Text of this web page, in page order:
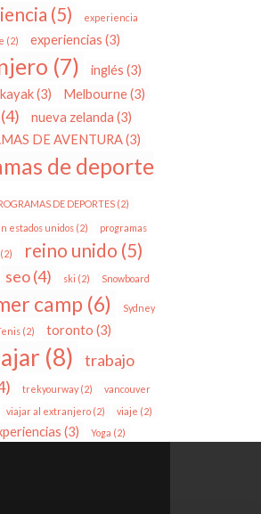
(5)
experiencia
(2) experiencias (3)
(7) inglés (3)
kayak(3) Melbourne(3)
(4) nueva zelanda (3)
DE AVENTURA(3)
de deporte
DE DEPORTES (2)
estados unidos(2) programas
reino unido (5)
seo(4) ski (2) Snowboard
camp (6)
Sydney
(2) toronto (3)
(8)
trabajo
trekyourway(2)
vancouver
viajar al extranjero(2) viaje (2)
(3) Yoga (2)